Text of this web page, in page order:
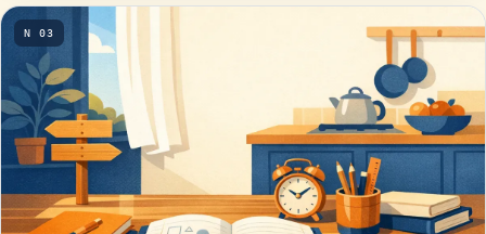
N 03